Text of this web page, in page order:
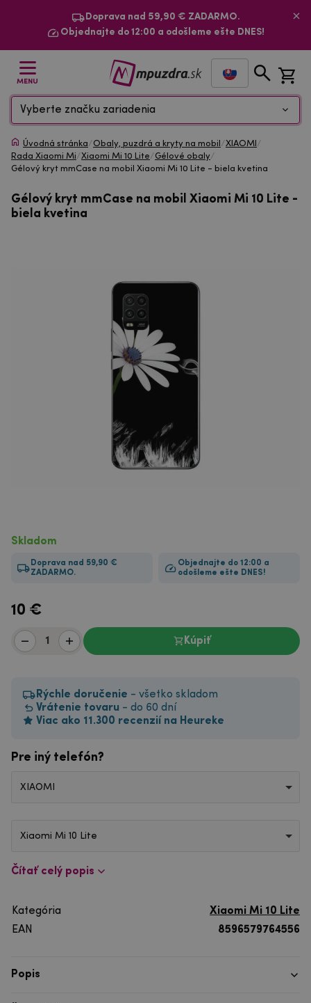
Doprava nad 59,90 € ZADARMO.
Objednajte do 12:00 a odošleme ešte DNES!
MENU
Vyberte značku zariadenia
Úvodná stránka/Obaly, puzdrá a kryty na mobil /XIAOMI /
Rada Xiaomi Mi/Xiaomi Mi 10 Lite/Gélové obaly/
Gélový kryt mmCase na mobil Xiaomi Mi 10 Lite - biela kvetina
Gélový kryt mmCase na mobil Xiaomi Mi 10 Lite -
biela kvetina
Skladom
Doprava nad 59,90 €
ZADARMO.
Objednajte do 12:00 a
odošleme ešte DNES!
10 €
Kúpiť
Rýchle doručenie - všetko skladom
Vrátenie tovaru - do 60 dní
Viac ako 11.300 recenzií na Heureke
Pre iný telefón?
XIAOMI
Xiaomi Mi 10 Lite
Čítať celý popis
Kategória
Xiaomi Mi 10 Lite
EAN
8596579764556
Popis